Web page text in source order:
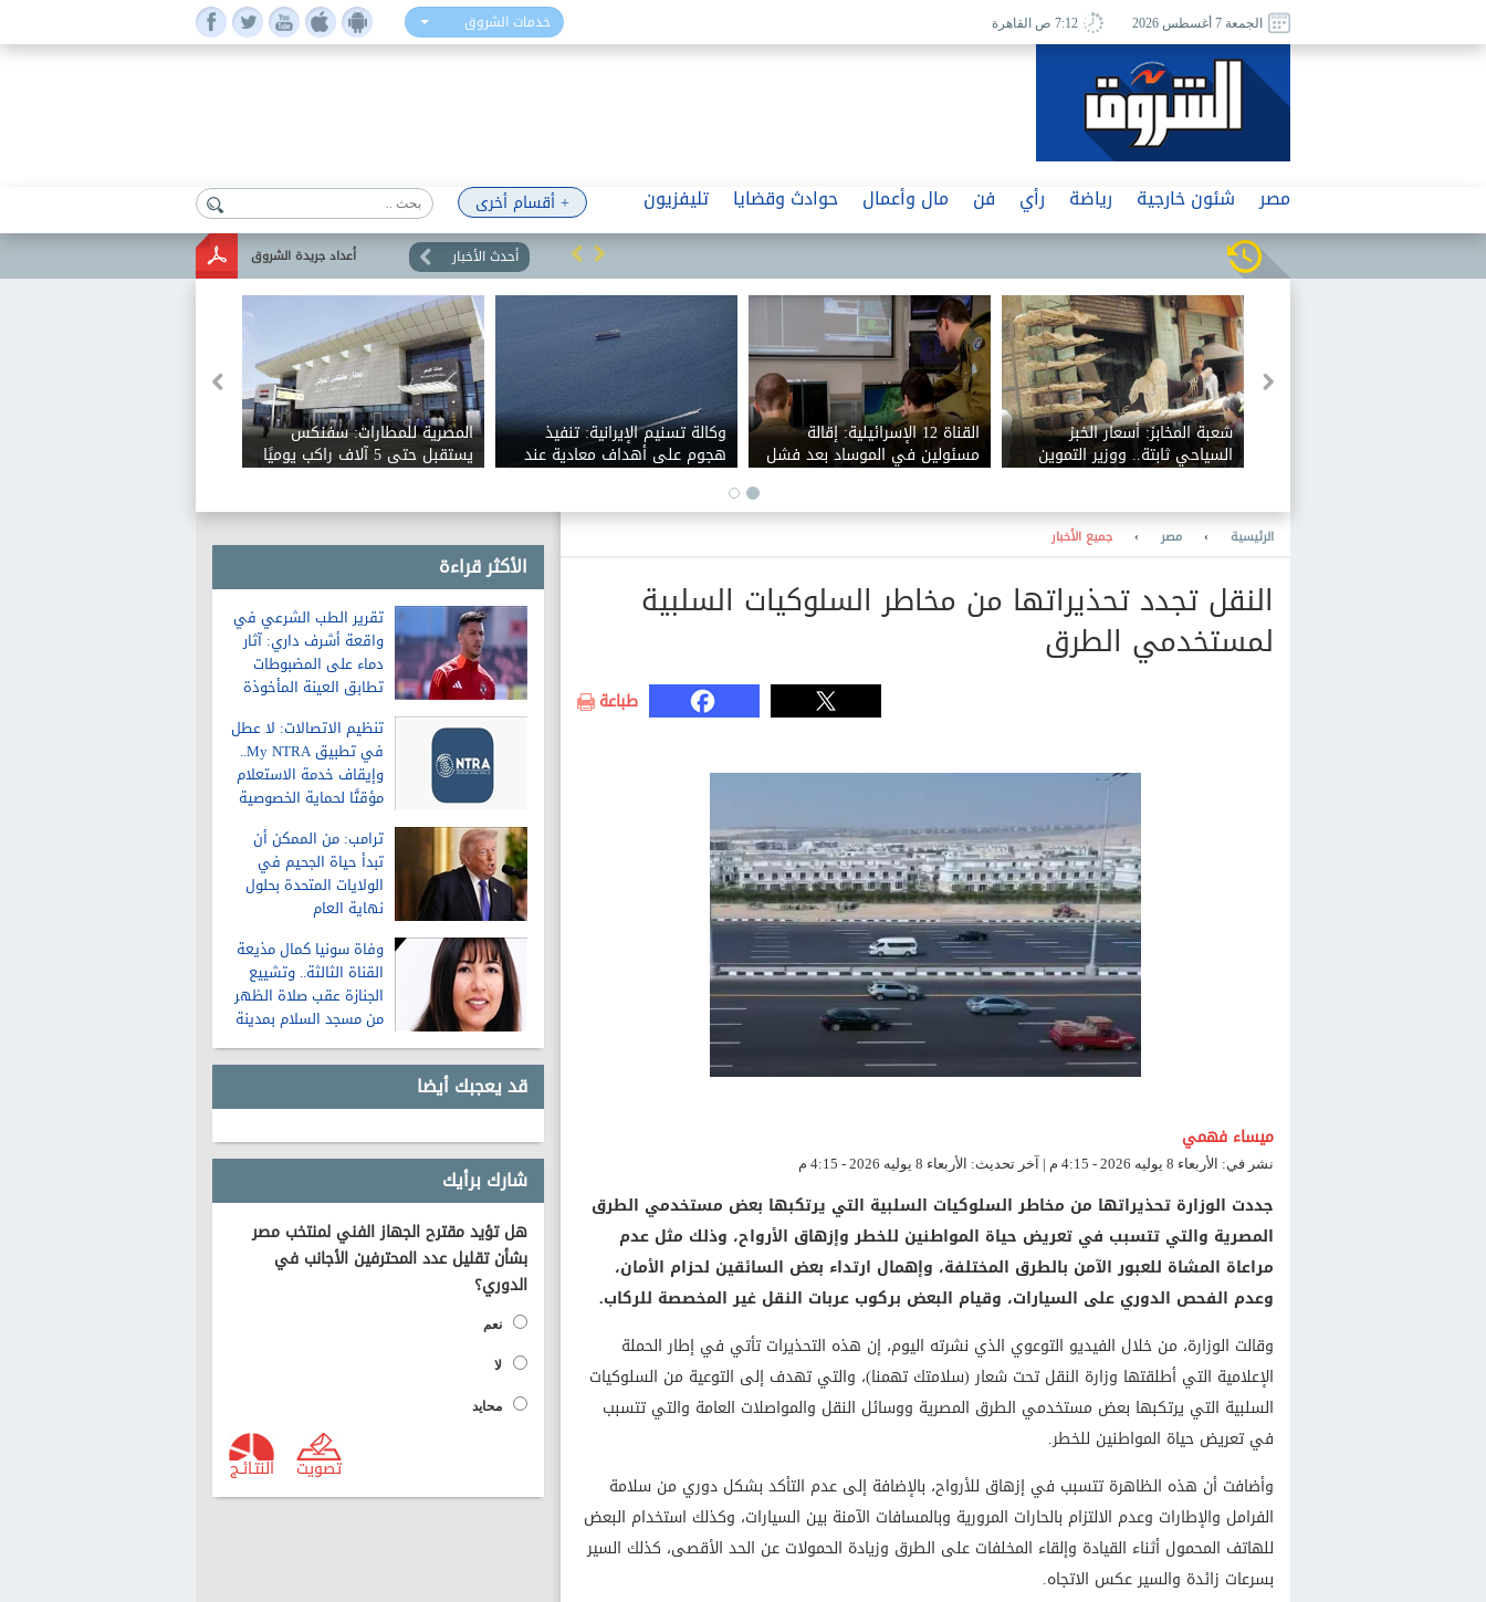
خدمات الشروق الجمعة 7 أغسطس 2026 7:12 ص القاهرة
+ أقسام أخرى مصر شئون خارجية رياضة رأي فن مال وأعمال حوادث وقضايا تليفزيون
أعداد جريدة الشروق أحدث الأخبار
شعبة المخابز: أسعار الخبز
السياحي ثابتة.. ووزير التموين
رفض زيادة 12.5%
القناة 12 الإسرائيلية: إقالة
مسئولين في الموساد بعد فشل
خطة لإسقاط النظام الإيراني
وكالة تسنيم الإيرانية: تنفيذ
هجوم على أهداف معادية عند
مدخل مضيق هرمز
المصرية للمطارات: سفنكس
يستقبل حتى 5 آلاف راكب يوميًا
ويخدم 28 وجهة دولية
الأكثر قراءة
تقرير الطب الشرعي في
واقعة أشرف داري: آثار
دماء على المضبوطات
تطابق العينة المأخوذة
تنظيم الاتصالات: لا عطل
في تطبيق My NTRA..
وإيقاف خدمة الاستعلام
مؤقتًا لحماية الخصوصية
ترامب: من الممكن أن
تبدأ حياة الجحيم في
الولايات المتحدة بحلول
نهاية العام
وفاة سونيا كمال مذيعة
القناة الثالثة.. وتشييع
الجنازة عقب صلاة الظهر
من مسجد السلام بمدينة
نصر
قد يعجبك أيضا
شارك برأيك
هل تؤيد مقترح الجهاز الفني لمنتخب مصر
بشأن تقليل عدد المحترفين الأجانب في
الدوري؟
نعم
لا
محايد
النتـائـج تصويت
الرئيسية › مصر › جميع الأخبار
النقل تجدد تحذيراتها من مخاطر السلوكيات السلبية
لمستخدمي الطرق
طباعة
ميساء فهمي
نشر في: الأربعاء 8 يوليه 2026 - 4:15 م | آخر تحديث: الأربعاء 8 يوليه 2026 - 4:15 م
جددت الوزارة تحذيراتها من مخاطر السلوكيات السلبية التي يرتكبها بعض مستخدمي الطرق
المصرية والتي تتسبب في تعريض حياة المواطنين للخطر وإزهاق الأرواح، وذلك مثل عدم
مراعاة المشاة للعبور الآمن بالطرق المختلفة، وإهمال ارتداء بعض السائقين لحزام الأمان،
وعدم الفحص الدوري على السيارات، وقيام البعض بركوب عربات النقل غير المخصصة للركاب.
وقالت الوزارة، من خلال الفيديو التوعوي الذي نشرته اليوم، إن هذه التحذيرات تأتي في إطار الحملة
الإعلامية التي أطلقتها وزارة النقل تحت شعار (سلامتك تهمنا)، والتي تهدف إلى التوعية من السلوكيات
السلبية التي يرتكبها بعض مستخدمي الطرق المصرية ووسائل النقل والمواصلات العامة والتي تتسبب
في تعريض حياة المواطنين للخطر.
وأضافت أن هذه الظاهرة تتسبب في إزهاق للأرواح، بالإضافة إلى عدم التأكد بشكل دوري من سلامة
الفرامل والإطارات وعدم الالتزام بالحارات المرورية وبالمسافات الآمنة بين السيارات، وكذلك استخدام البعض
للهاتف المحمول أثناء القيادة وإلقاء المخلفات على الطرق وزيادة الحمولات عن الحد الأقصى، كذلك السير
بسرعات زائدة والسير عكس الاتجاه.